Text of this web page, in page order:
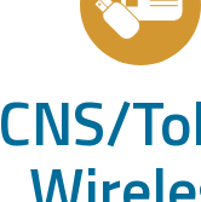
CNS/